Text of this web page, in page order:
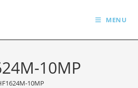
MENU
10MP
10MP